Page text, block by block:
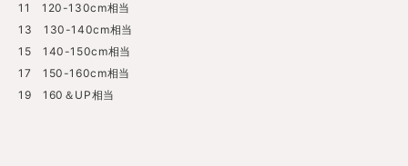
11 120-130cm相当
13 130-140cm相当
15 140-150cm相当
17 150-160cm相当
19 160＆UP相当